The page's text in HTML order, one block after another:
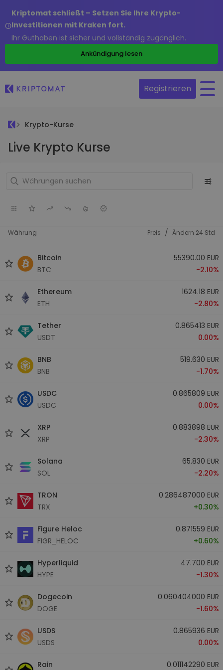
Kriptomat schließt – Setzen Sie Ihre Krypto-
Investitionen mit Kraken fort.
Ihr Guthaben ist sicher und vollständig zugänglich.
Ankündigung lesen
Registrieren
Krypto-Kurse
Live Krypto Kurse
Währung Preis / Ändern 24 Std
Bitcoin
BTC
55390.00 EUR
-2.10%
Ethereum
ETH
1624.18 EUR
-2.80%
Tether
USDT
0.865413 EUR
0.00%
BNB
BNB
519.630 EUR
-1.70%
USDC
USDC
0.865809 EUR
0.00%
XRP
XRP
0.883898 EUR
-2.30%
Solana
SOL
65.830 EUR
-2.20%
TRON
TRX
0.286487000 EUR
+0.30%
Figure Heloc
FIGR_HELOC
0.871559 EUR
+0.60%
Hyperliquid
HYPE
47.700 EUR
-1.30%
Dogecoin
DOGE
0.060404000 EUR
-1.60%
USDS
USDS
0.865936 EUR
0.00%
Rain 0.011142290 EUR